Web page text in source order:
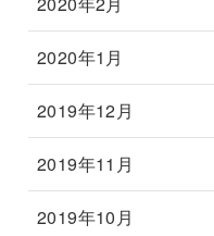
2020年1月
2019年12月
2019年11月
2019年10月